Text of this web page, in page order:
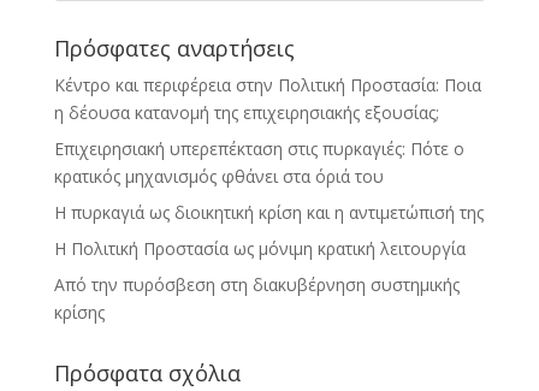
Πρόσφατες αναρτήσεις
Κέντρο και περιφέρεια στην Πολιτική Προστασία: Ποια
η δέουσα κατανομή της επιχειρησιακής εξουσίας;
Επιχειρησιακή υπερεπέκταση στις πυρκαγιές: Πότε ο
κρατικός μηχανισμός φθάνει στα όριά του
Η πυρκαγιά ως διοικητική κρίση και η αντιμετώπισή της
Η Πολιτική Προστασία ως μόνιμη κρατική λειτουργία
Από την πυρόσβεση στη διακυβέρνηση συστημικής
κρίσης
Πρόσφατα σχόλια